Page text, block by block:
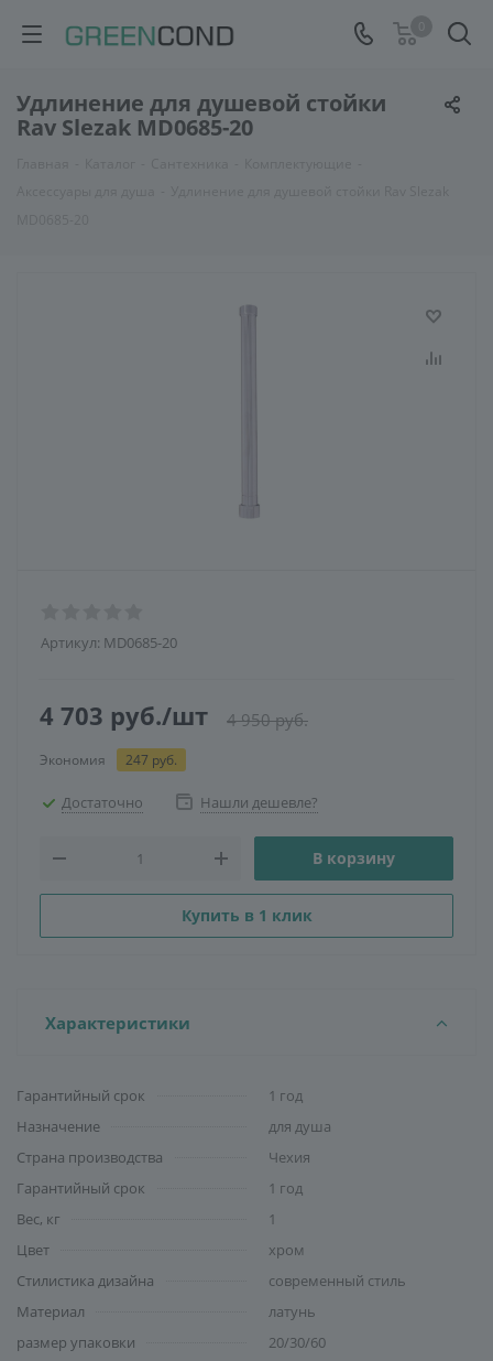
Удлинение для душевой стойки
Rav Slezak MD0685-20
Артикул: MD0685-20
4 703 руб./шт 4 950руб.
Экономия 247 руб.
Достаточно Нашли дешевле?
В корзину
Купить в 1 клик
Характеристики
Гарантийный срок
1 год
Назначение
для душа
Страна производства
Чехия
Гарантийный срок
1 год
Вес, кг
1
Цвет
хром
Стилистика дизайна
современный стиль
Материал
латунь
размер упаковки
20/30/60